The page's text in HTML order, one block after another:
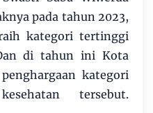
pada tahun 2023,
kategori tertinggi
di tahun ini Kota
kategori
tersebut.